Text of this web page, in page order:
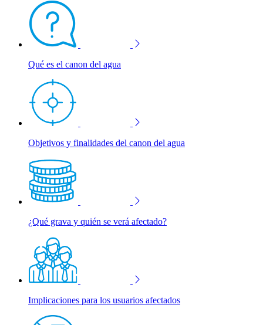
Qué es el canon del agua
Objetivos y finalidades del canon del agua
¿Qué grava y quién se verá afectado?
Implicaciones para los usuarios afectados